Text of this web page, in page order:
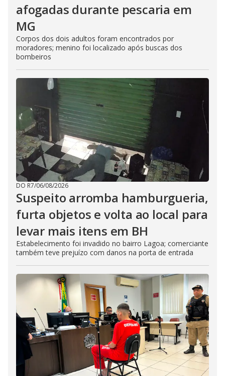
afogadas durante pescaria em
MG
Corpos dos dois adultos foram encontrados por
moradores; menino foi localizado após buscas dos
bombeiros
DO R7/06/08/2026
Suspeito arromba hamburgueria,
furta objetos e volta ao local para
levar mais itens em BH
Estabelecimento foi invadido no bairro Lagoa; comerciante
também teve prejuízo com danos na porta de entrada